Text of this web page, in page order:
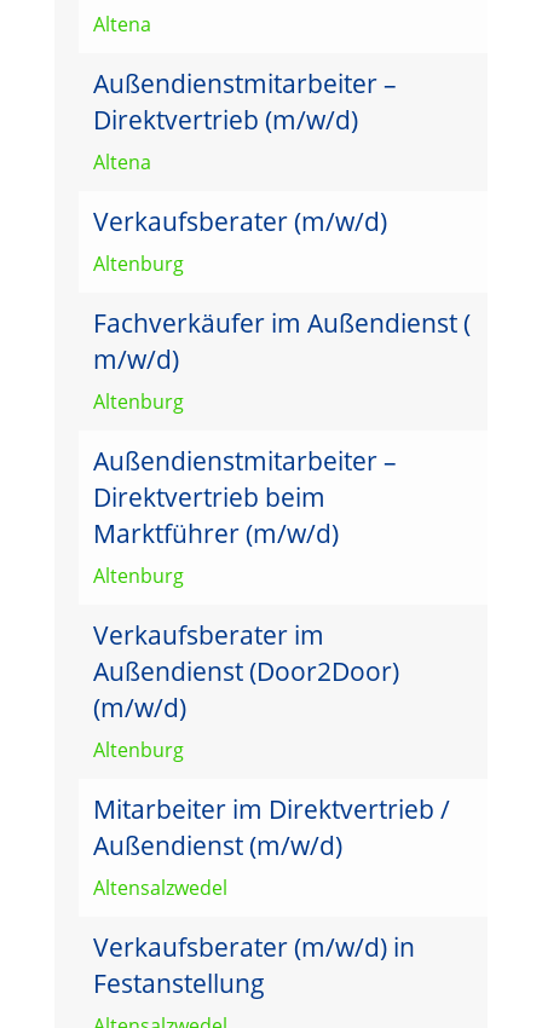
Altena
Außendienstmitarbeiter –
Direktvertrieb (m/w/d)
Altena
Verkaufsberater (m/w/d)
Altenburg
Fachverkäufer im Außendienst (
m/w/d)
Altenburg
Außendienstmitarbeiter –
Direktvertrieb beim
Marktführer (m/w/d)
Altenburg
Verkaufsberater im
Außendienst (Door2Door)
(m/w/d)
Altenburg
Mitarbeiter im Direktvertrieb /
Außendienst (m/w/d)
Altensalzwedel
Verkaufsberater (m/w/d) in
Festanstellung